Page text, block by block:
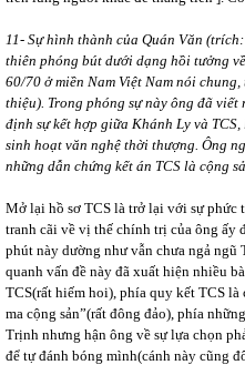
11- Sự hình thành của Quán Văn
thiên phóng bút dưới dạng hồi tưởng
60/70 ở miền Nam Việt Nam nói
thiệu). Trong phóng sự này ông đã viết
định sự kết hợp giữa Khánh Ly và
sinh hoạt văn nghệ thời thượng. Ông
những dẫn chứng kết án TCS là cộng
Mở lại hồ sơ TCS là trở lại với sự
tranh cãi về vị thế chính trị của ông
phút này dường như vẫn chưa ngả ngũ
quanh vấn đề này đã xuất hiện nhiều
TCS(rất hiếm hoi), phía quy kết TCS là
ma cộng sản”(rất đông đảo), phía
Trịnh nhưng hận ông về sự lựa chọn
để tự đánh bóng mình(cánh này cũng